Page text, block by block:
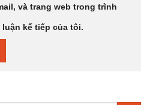
và trang web trong trình
kế tiếp của tôi.